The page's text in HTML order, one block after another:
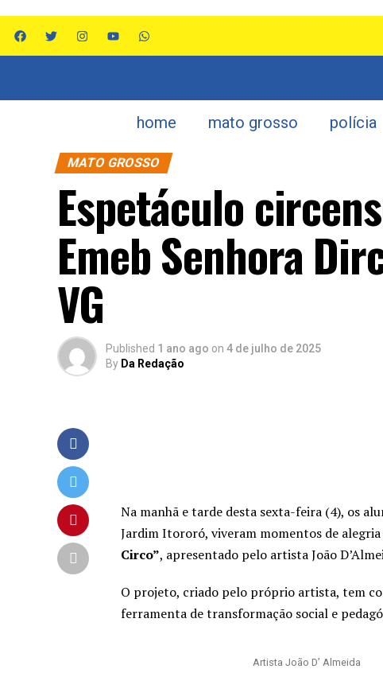
home mato grosso polícia
MATO GROSSO
Espetáculo
Emeb Senhora
VG
Published 1 ano ago on 4 de julho de 2025
By Da Redação
Na manhã e tarde desta sexta-feira (4), os
Jardim Itororó, viveram momentos de
Circo”, apresentado pelo artista João
O projeto, criado pelo próprio artista, tem
ferramenta de transformação social e
Artista João D’ Almeida